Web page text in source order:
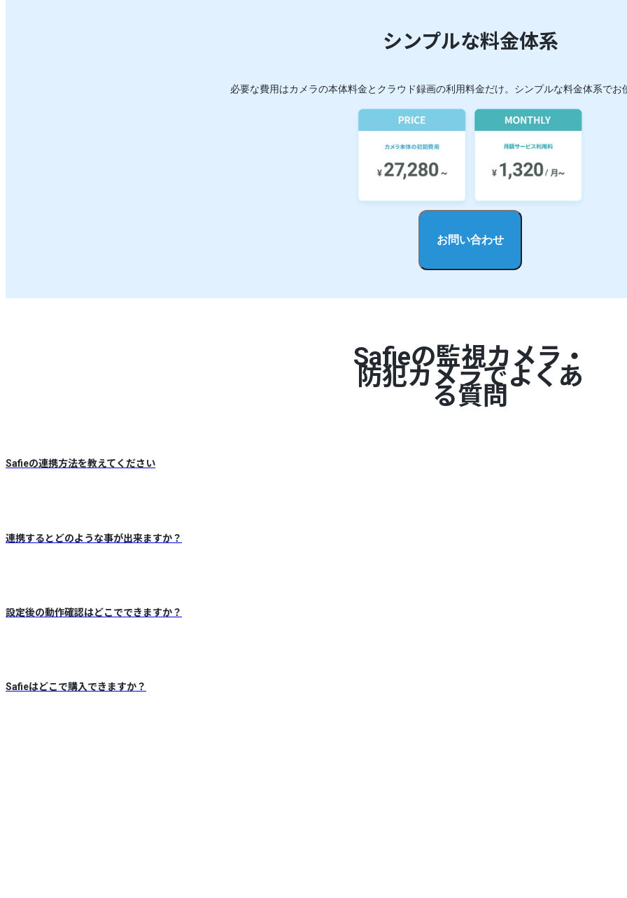
シンプルな料金体系
必要な費用はカメラの本体料金とクラウド録画の利用料金だけ。シンプルな料金体系でお
お問い合わせ
Safieの監視カメラ・
防犯カメラでよくあ
る質問
Safieの連携方法を教えてください
連携するとどのような事が出来ますか？
設定後の動作確認はどこでできますか？
Safieはどこで購入できますか？